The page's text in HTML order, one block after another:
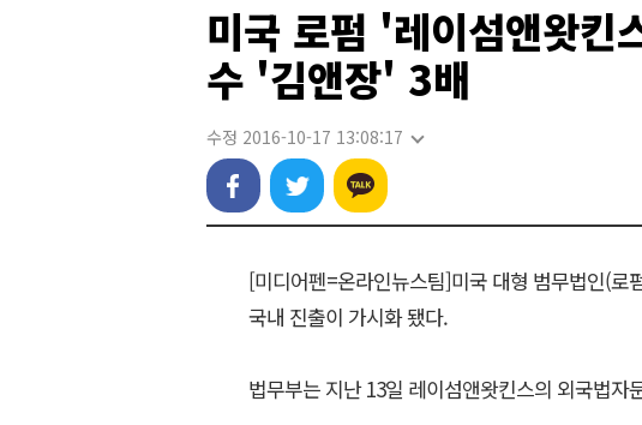
미국 로펌 '레이섬앤왓
수 '김앤장' 3배
수정 2016-10-17 13:08:17
[미디어펜=온라인뉴스팀]미국 대형 범무법인(
국내 진출이 가시화 됐다.
법무부는 지난 13일 레이섬앤왓킨스의 외국법